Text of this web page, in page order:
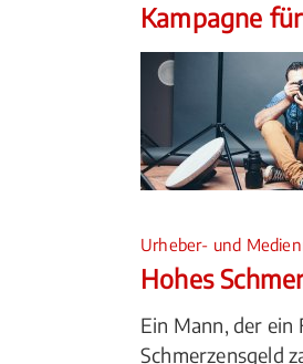
Kampagne
Urheber- und
Hohes
Ein Mann, der
Schmerzensgeld